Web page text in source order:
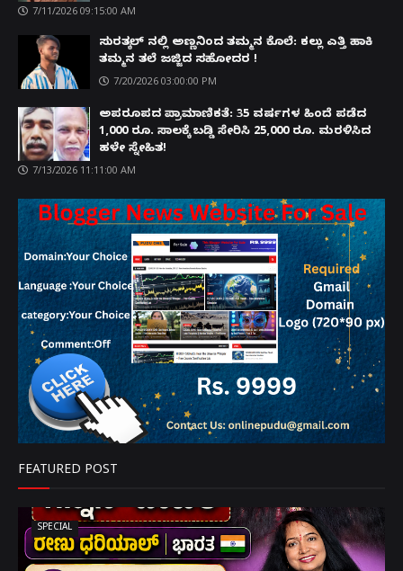
7/11/2026 09:15:00 AM
ಸುರತ್ಕಲ್ ನಲ್ಲಿ ಅಣ್ಣನಿಂದ ತಮ್ಮನ ಕೊಲೆ: ಕಲ್ಲು ಎತ್ತಿ ಹಾಕಿ
ತಮ್ಮನ ತಲೆ ಜಜ್ಜಿದ ಸಹೋದರ !
7/20/2026 03:00:00 PM
ಅಪರೂಪದ ಪ್ರಾಮಾಣಿಕತೆ: 35 ವರ್ಷಗಳ ಹಿಂದೆ ಪಡೆದ
1,000 ರೂ. ಸಾಲಕ್ಕೆ ಬಡ್ಡಿ ಸೇರಿಸಿ 25,000 ರೂ. ಮರಳಿಸಿದ
ಹಳೇ ಸ್ನೇಹಿತ!
7/13/2026 11:11:00 AM
FEATURED POST
SPECIAL